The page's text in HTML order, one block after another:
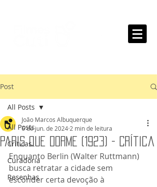
Post
All Posts
Críticas
Curadoria
Resenhas
All Posts
Paris que Dorme (1923) - Crítica
João Marcos Albuquerque
6 de jun. de 2024 2 min de leitura
Enquanto Berlin (Walter Ruttmann)
busca retratar a cidade sem
esconder certa devoção à